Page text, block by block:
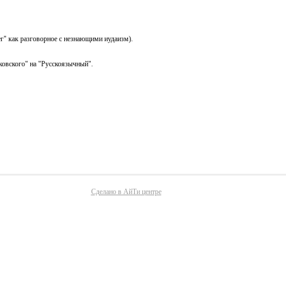
как разговорное с незнающими иудаизм).
на "Русскоязычный".
Сделано в АйТи центре